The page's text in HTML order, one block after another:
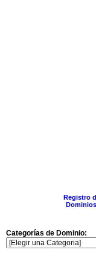
Registro
Categorías de Dominio: